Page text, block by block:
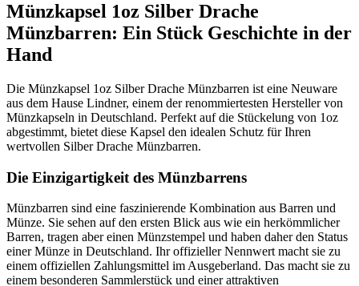
Münzkapsel 1oz Silber Drache
Münzbarren: Ein Stück Geschichte in der
Hand
Die Münzkapsel 1oz Silber Drache Münzbarren ist eine Neuware
aus dem Hause Lindner, einem der renommiertesten Hersteller von
Münzkapseln in Deutschland. Perfekt auf die Stückelung von 1oz
abgestimmt, bietet diese Kapsel den idealen Schutz für Ihren
wertvollen Silber Drache Münzbarren.
Die Einzigartigkeit des Münzbarrens
Münzbarren sind eine faszinierende Kombination aus Barren und
Münze. Sie sehen auf den ersten Blick aus wie ein herkömmlicher
Barren, tragen aber einen Münzstempel und haben daher den Status
einer Münze in Deutschland. Ihr offizieller Nennwert macht sie zu
einem offiziellen Zahlungsmittel im Ausgeberland. Das macht sie zu
einem besonderen Sammlerstück und einer attraktiven